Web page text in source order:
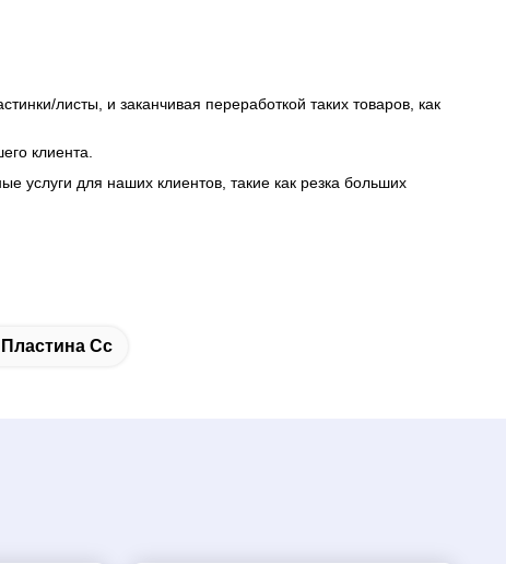
листы, и заканчивая переработкой таких товаров, как
клиента.
услуги для наших клиентов, такие как резка больших
Сс